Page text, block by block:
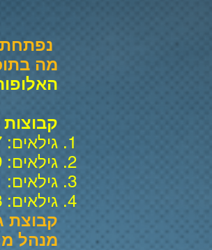
נפתחת
מה
קבוצות
גילאים: 6-7 כיתות א'-ב'
גילאים: 8-9 כיתות ג'-ד'
גילאים: 10-11 כיתות ה'-ו'
גילאים: 12-13 כיתות ז'-ח'
קבוצת
מנהל